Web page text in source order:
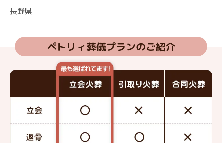
長野県
ペトリィ葬儀プランのご紹介